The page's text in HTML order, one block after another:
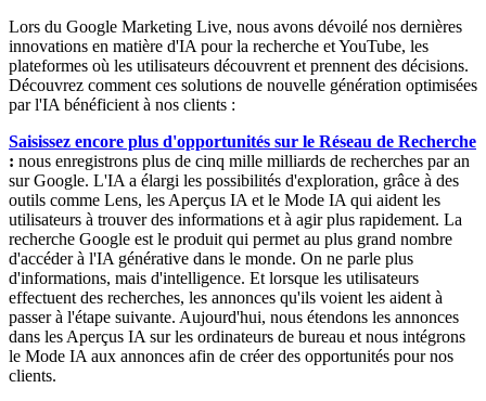
Lors du Google Marketing Live, nous avons dévoilé nos dernières
innovations en matière d'IA pour la recherche et YouTube, les
plateformes où les utilisateurs découvrent et prennent des décisions.
Découvrez comment ces solutions de nouvelle génération optimisées
par l'IA bénéficient à nos clients :
Saisissez encore plus d'opportunités sur le Réseau de Recherche
: nous enregistrons plus de cinq mille milliards de recherches par an
sur Google. L'IA a élargi les possibilités d'exploration, grâce à des
outils comme Lens, les Aperçus IA et le Mode IA qui aident les
utilisateurs à trouver des informations et à agir plus rapidement. La
recherche Google est le produit qui permet au plus grand nombre
d'accéder à l'IA générative dans le monde. On ne parle plus
d'informations, mais d'intelligence. Et lorsque les utilisateurs
effectuent des recherches, les annonces qu'ils voient les aident à
passer à l'étape suivante. Aujourd'hui, nous étendons les annonces
dans les Aperçus IA sur les ordinateurs de bureau et nous intégrons
le Mode IA aux annonces afin de créer des opportunités pour nos
clients.